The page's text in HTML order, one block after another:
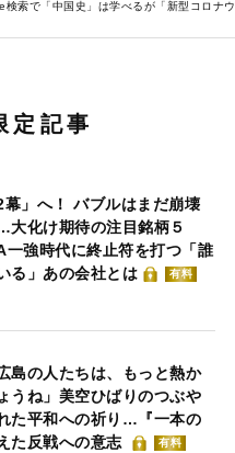
検索で「中国史」は学べるが「新型コロナ
定記事
」へ！ バブルはまだ崩壊
大化け期待の注目銘柄５
一強時代に終止符を打つ「誰
る」あの会社とは
有料
島の人たちは、もっと熱か
うね」美空ひばりのつぶや
た平和への祈り…『一本の
た反戦への意志
有料